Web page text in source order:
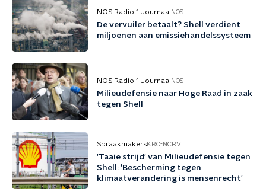
NOS Radio 1 Journaal NOS
De vervuiler betaalt? Shell verdient
miljoenen aan emissiehandelssysteem
NOS Radio 1 Journaal NOS
Milieudefensie naar Hoge Raad in zaak
tegen Shell
SpraakmakersKRO-NCRV
'Taaie strijd' van Milieudefensie tegen
Shell: 'Bescherming tegen
klimaatverandering is mensenrecht'